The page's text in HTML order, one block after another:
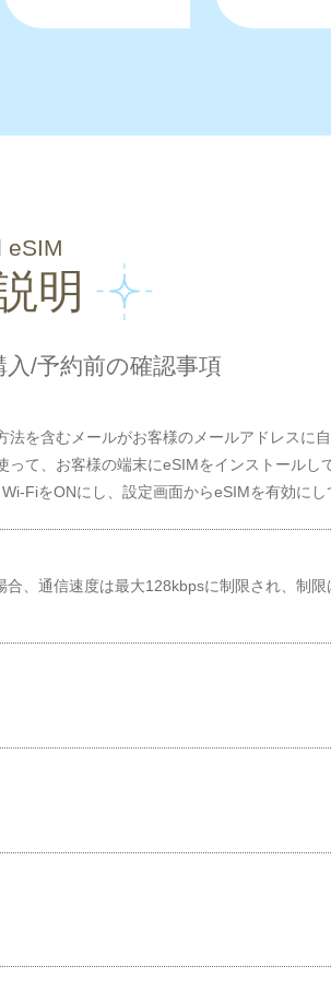
eSIM
明
/予約前の確認事項
を含むメールがお客様のメールアドレスに自
て、お客様の端末にeSIMをインストールし
FiをONにし、設定画面からeSIMを有効にし
、通信速度は最大128kbpsに制限され、制